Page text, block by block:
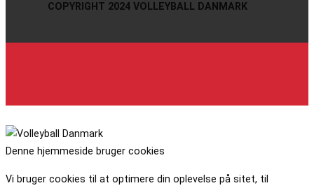
COPYRIGHT 2024 VOLLEYBALL DANMARK
Denne hjemmeside bruger cookies
Vi bruger cookies til at optimere din oplevelse på sitet, til